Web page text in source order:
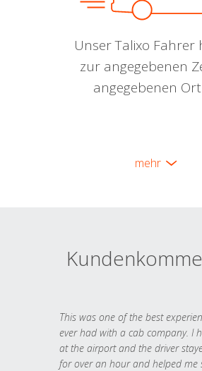
Unser Talixo Fahrer
zur angegebenen
angegebenen
mehr
This was one of the best
ever had with a cab company. I
at the airport and the driver
for over an hour and helped me